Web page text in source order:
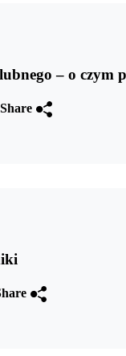
– o czym
Share